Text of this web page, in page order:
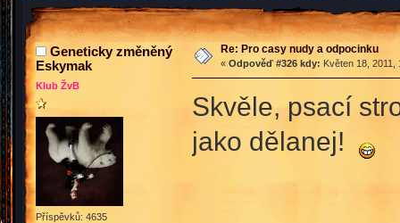
Geneticky změněný
Eskymak
Klub ŽvB
Příspěvků: 4635
Re: Pro casy nudy a odpocinku
« Odpověď #326 kdy: Květen 18, 2011,
Skvěle, psací
jako dělanej!